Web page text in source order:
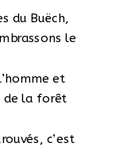
du Buëch,
le
et
de la forêt
c’est